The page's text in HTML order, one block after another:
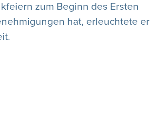
zum Beginn des Ersten
hat, erleuchtete er